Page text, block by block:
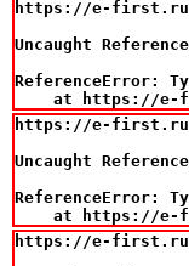
https://e-first.ru/
Uncaught
ReferenceError:
at https://e-
https://e-first.ru/
Uncaught
ReferenceError:
at https://e-
https://e-first.ru/